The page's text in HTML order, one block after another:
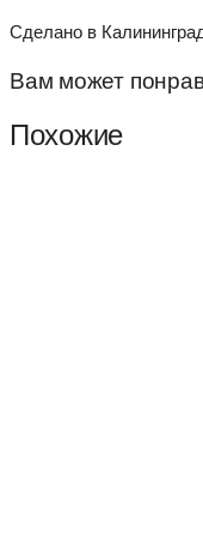
Сделано в
Вам может
Похожие